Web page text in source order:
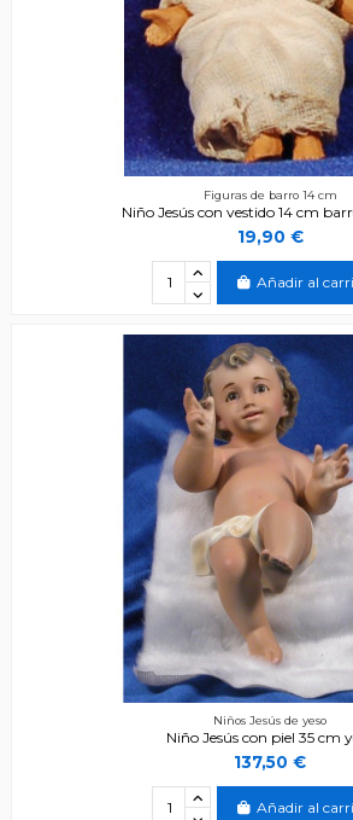
Figuras de barro 14 cm
Niño Jesús con vestido 14 cm
19,90 €
Añadir al
Niños Jesús de yeso
Niño Jesús con piel 35 cm
137,50 €
Añadir al